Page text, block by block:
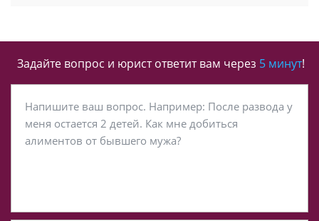
Задайте вопрос и юрист ответит вам через 5 минут!